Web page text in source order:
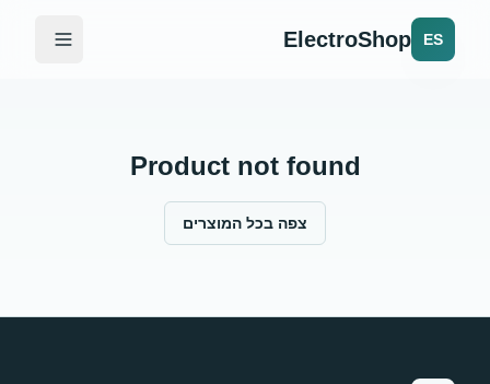
ES
ElectroShop
Product not found
צפה בכל המוצרים